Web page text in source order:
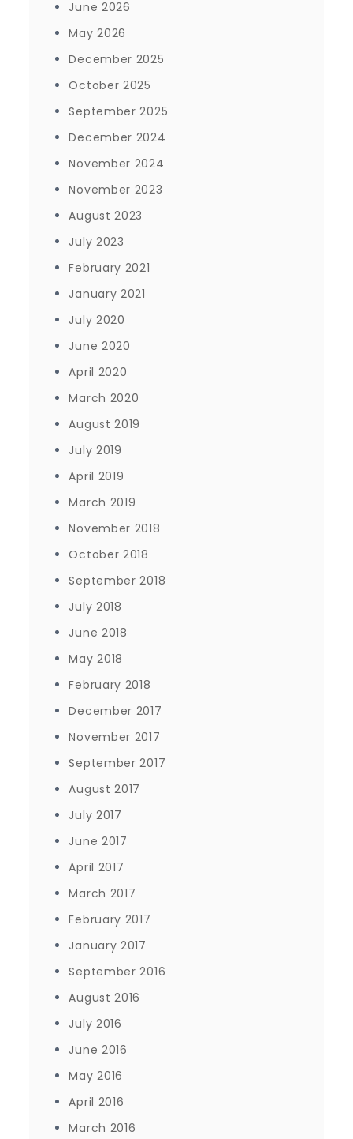
June 2026
May 2026
December 2025
October 2025
September 2025
December 2024
November 2024
November 2023
August 2023
July 2023
February 2021
January 2021
July 2020
June 2020
April 2020
March 2020
August 2019
July 2019
April 2019
March 2019
November 2018
October 2018
September 2018
July 2018
June 2018
May 2018
February 2018
December 2017
November 2017
September 2017
August 2017
July 2017
June 2017
April 2017
March 2017
February 2017
January 2017
September 2016
August 2016
July 2016
June 2016
May 2016
April 2016
March 2016